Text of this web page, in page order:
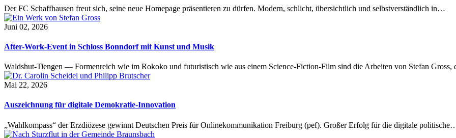
Der FC Schaffhausen freut sich, seine neue Homepage präsentieren zu dürfen. Modern, schlicht, übersichtlich und selbstverständlich in…
Juni 02, 2026
After-Work-Event in Schloss Bonndorf mit Kunst und Musik
Waldshut-Tiengen — Formenreich wie im Rokoko und futuristisch wie aus einem Science-Fiction-Film sind die Arbeiten von Stefan
Mai 22, 2026
Auszeichnung für digitale Demokratie-Innovation
„Wahlkompass“ der Erzdiözese gewinnt Deutschen Preis für Onlinekommunikation Freiburg (pef). Großer Erfolg für die digitale